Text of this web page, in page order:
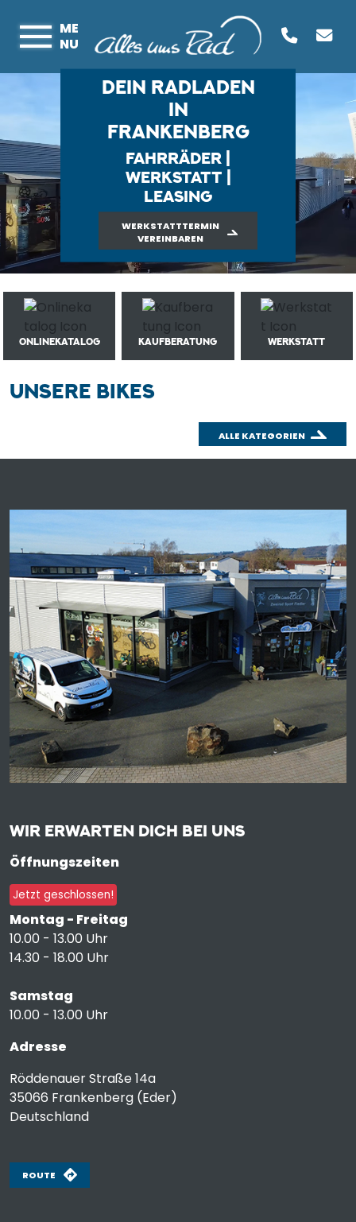
ME
NU
DEIN RADLADEN
IN
FRANKENBERG
FAHRRÄDER |
WERKSTATT |
LEASING
WERKSTATTTERMIN
VEREINBAREN
ONLINEKATALOG KAUFBERATUNG WERKSTATT
UNSERE BIKES
ALLE KATEGORIEN
WIR ERWARTEN DICH BEI UNS
Öffnungszeiten
Jetzt geschlossen!
Montag - Freitag
10.00 - 13.00 Uhr
14.30 - 18.00 Uhr
Samstag
10.00 - 13.00 Uhr
Adresse
Röddenauer Straße 14a
35066 Frankenberg (Eder)
Deutschland
ROUTE